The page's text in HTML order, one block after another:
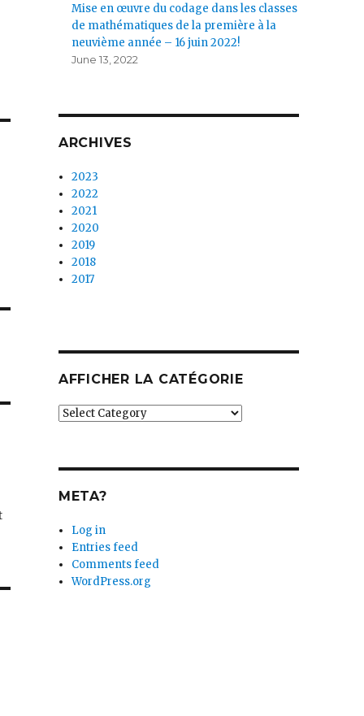
Mise en œuvre du codage dans les classes
de mathématiques de la première à la
neuvième année – 16 juin 2022!
June 13, 2022
ARCHIVES
2023
2022
2021
2020
2019
2018
2017
AFFICHER LA CATÉGORIE
Afficher
META?
Log in
Entries feed
Comments feed
WordPress.org